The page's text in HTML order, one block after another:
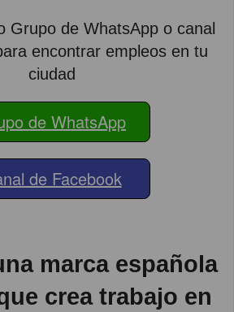
Grupo de WhatsApp o canal
encontrar empleos en tu
ciudad
de WhatsApp
de Facebook
marca española
crea trabajo en